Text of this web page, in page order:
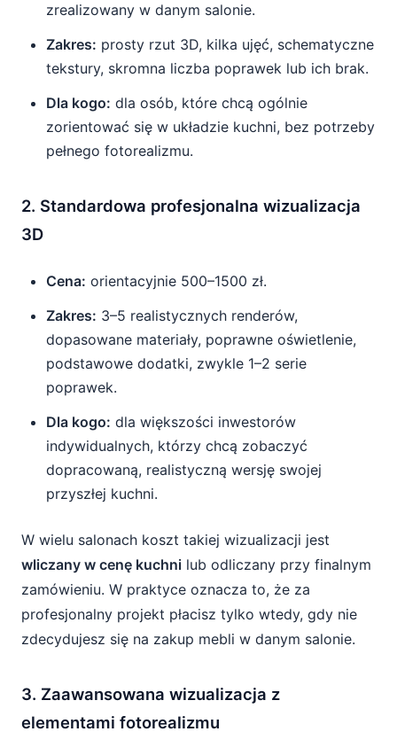
zrealizowany w danym salonie.
Zakres: prosty rzut 3D, kilka ujęć, schematyczne
tekstury, skromna liczba poprawek lub ich brak.
Dla kogo: dla osób, które chcą ogólnie
zorientować się w układzie kuchni, bez potrzeby
pełnego fotorealizmu.
2. Standardowa profesjonalna wizualizacja
3D
Cena: orientacyjnie 500–1500 zł.
Zakres: 3–5 realistycznych renderów,
dopasowane materiały, poprawne oświetlenie,
podstawowe dodatki, zwykle 1–2 serie
poprawek.
Dla kogo: dla większości inwestorów
indywidualnych, którzy chcą zobaczyć
dopracowaną, realistyczną wersję swojej
przyszłej kuchni.
W wielu salonach koszt takiej wizualizacji jest
wliczany w cenę kuchni lub odliczany przy finalnym
zamówieniu. W praktyce oznacza to, że za
profesjonalny projekt płacisz tylko wtedy, gdy nie
zdecydujesz się na zakup mebli w danym salonie.
3. Zaawansowana wizualizacja z
elementami fotorealizmu